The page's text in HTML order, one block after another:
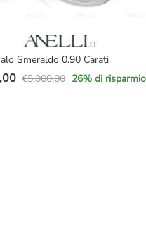
Smeraldo 0.90 Carati
€5.000,00 26% di risparmio